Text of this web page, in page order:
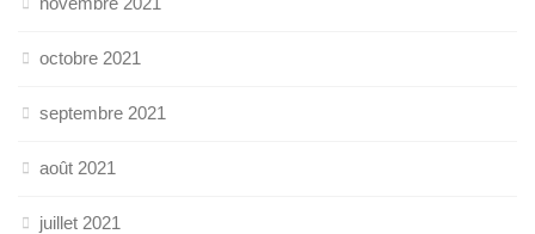
octobre 2021
septembre 2021
août 2021
juillet 2021